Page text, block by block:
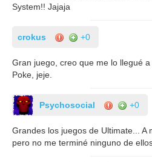
System!! Jajaja
crokus +0
Gran juego, creo que me lo llegué
Poke, jeje.
Psychosocial +0
Grandes los juegos de Ultimate... A
pero no me terminé ninguno de